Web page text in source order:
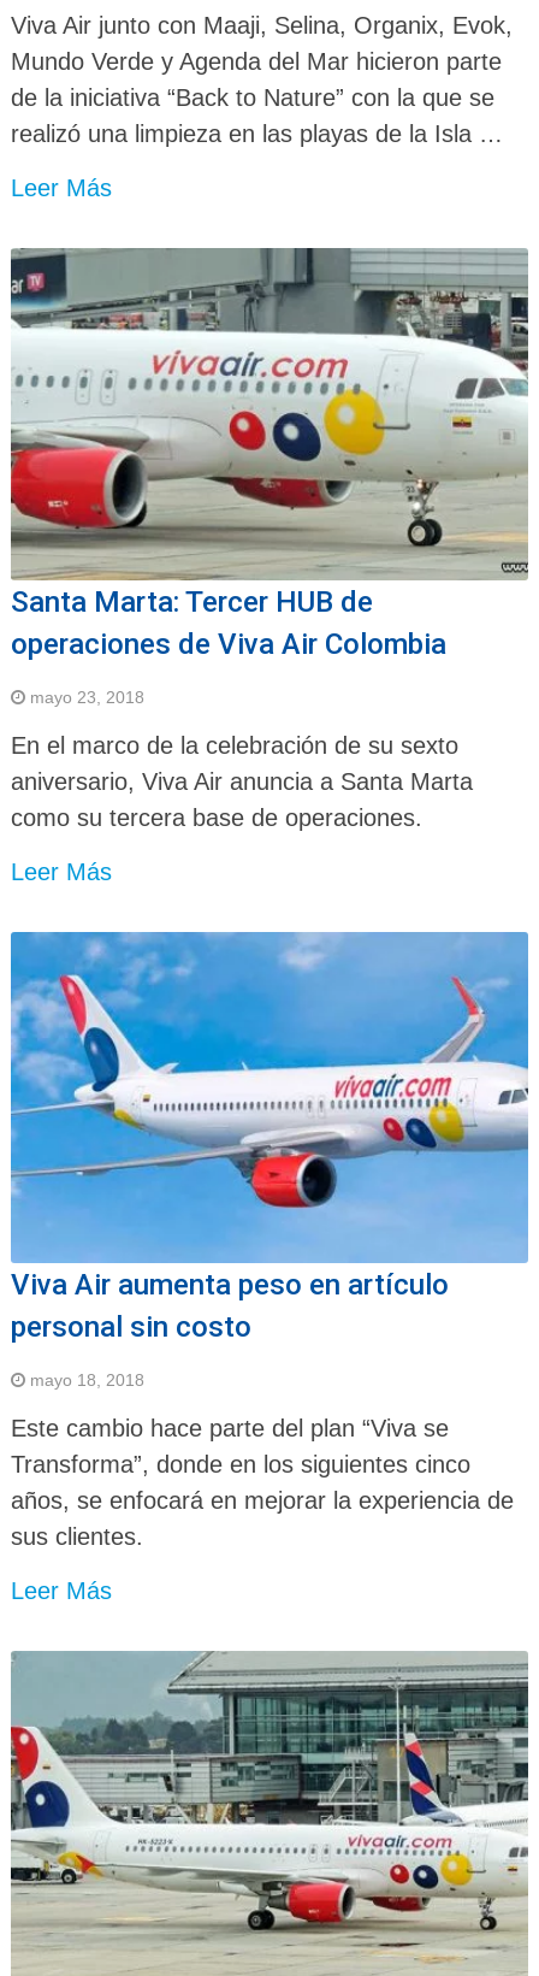
Viva Air junto con Maaji, Selina, Organix, Evok,
Mundo Verde y Agenda del Mar hicieron parte
de la iniciativa “Back to Nature” con la que se
realizó una limpieza en las playas de la Isla …
Leer Más
Santa Marta: Tercer HUB de
operaciones de Viva Air Colombia
mayo 23, 2018
En el marco de la celebración de su sexto
aniversario, Viva Air anuncia a Santa Marta
como su tercera base de operaciones.
Leer Más
Viva Air aumenta peso en artículo
personal sin costo
mayo 18, 2018
Este cambio hace parte del plan “Viva se
Transforma”, donde en los siguientes cinco
años, se enfocará en mejorar la experiencia de
sus clientes.
Leer Más